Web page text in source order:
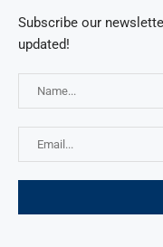
Subscribe our
updated!